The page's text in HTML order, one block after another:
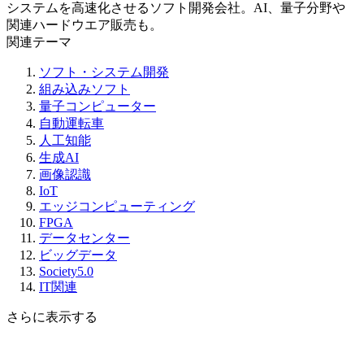
システムを高速化させるソフト開発会社。AI、量子分野や
関連ハードウエア販売も。
関連テーマ
ソフト・システム開発
組み込みソフト
量子コンピューター
自動運転車
人工知能
生成AI
画像認識
IoT
エッジコンピューティング
FPGA
データセンター
ビッグデータ
Society5.0
IT関連
さらに表示する